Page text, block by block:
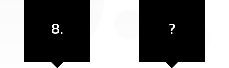
8. ?